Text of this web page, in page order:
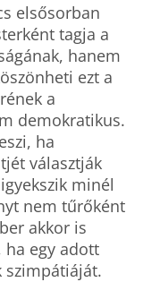
elsősorban
tagja a
hanem
ezt a
a
demokratikus.
ha
választják
minél
nem tűrőként
akkor is
ha egy adott
szimpátiáját.